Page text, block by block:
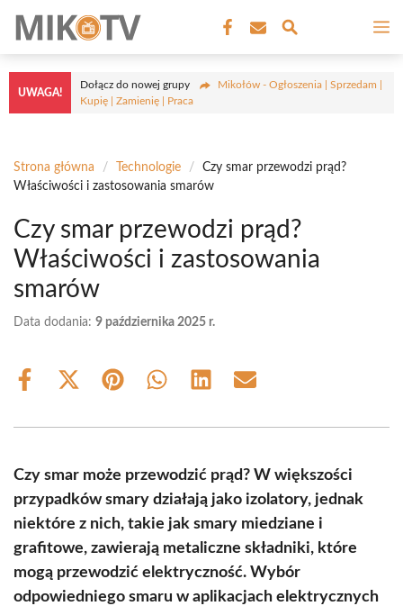
treści
UWAGA!
Dołącz do nowej grupy
Mikołów - Ogłoszenia | Sprzedam |
Kupię | Zamienię | Praca
Strona główna / Technologie /
Czy smar przewodzi prąd?
Właściwości i zastosowania smarów
Czy smar przewodzi prąd?
Właściwości i zastosowania
smarów
Data dodania: 9 października 2025 r.
Share
Share
(Twitter)
Share Share Share Share
Czy smar może przewodzić prąd? W większości
przypadków smary działają jako izolatory, jednak
niektóre z nich, takie jak smary miedziane i
grafitowe, zawierają metaliczne składniki, które
mogą przewodzić elektryczność. Wybór
odpowiedniego smaru w aplikacjach elektrycznych